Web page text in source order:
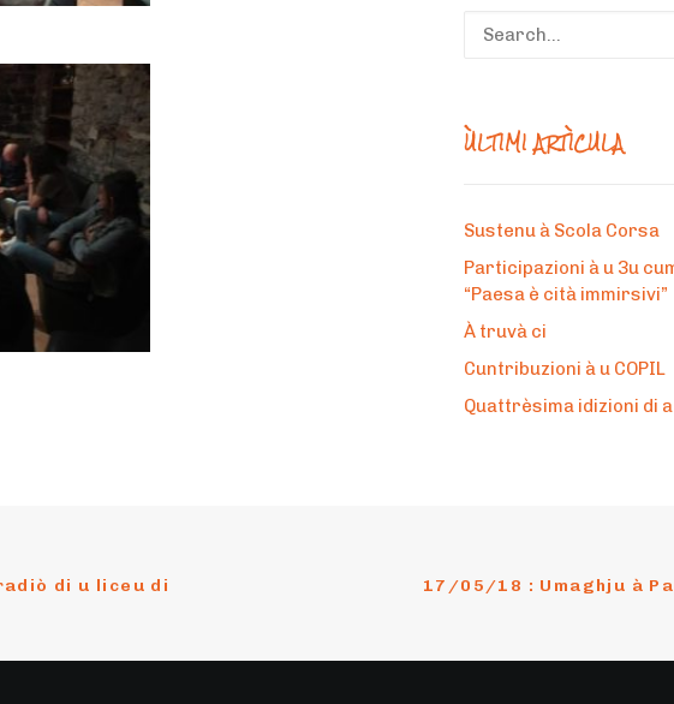
ÙLTIMI ARTÌCULA
Sustenu à Scola Corsa
Participazioni à u 3u
“Paesa è cità immirsivi”
À truvà ci
Cuntribuzioni à u COPIL
Quattrèsima idizioni di
di u liceu di
17/05/18 : Umaghju à